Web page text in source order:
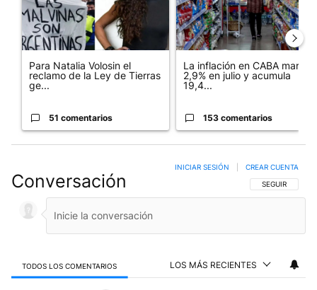
Para Natalia Volosin el
reclamo de la Ley de Tierras
ge...
51 comentarios
La inflación en CABA marcó
2,9% en julio y acumula
19,4...
153 comentarios
Conversación SIGA ESTA
SEGUIR
INICIAR SESIÓN CREAR CUENTA
TODOS LOS COMENTARIOS LOS MÁS RECIENTES